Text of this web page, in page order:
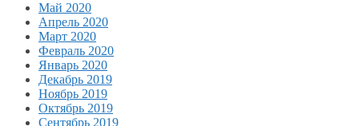
Май 2020
Апрель 2020
Март 2020
Февраль 2020
Январь 2020
Декабрь 2019
Ноябрь 2019
Октябрь 2019
Сентябрь 2019